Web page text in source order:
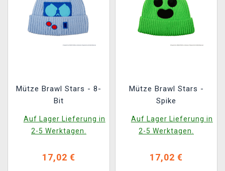
Mütze Brawl Stars - 8-
Bit
Auf Lager Lieferung in
2-5 Werktagen.
17,02 €
Mütze Brawl Stars -
Spike
Auf Lager Lieferung in
2-5 Werktagen.
17,02 €